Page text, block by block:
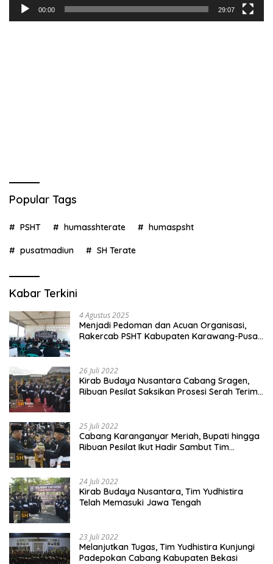
00:00 29:07
Popular Tags
PSHT humasshterate humaspsht
pusatmadiun SH Terate
Kabar Terkini
4 Agustus 2025
Menjadi Pedoman dan Acuan Organisasi,
Rakercab PSHT Kabupaten Karawang-Pusat
26 Juli 2022
Kirab Budaya Nusantara Cabang Sragen,
Ribuan Pesilat Saksikan Prosesi Serah Terima
25 Juli 2022
Cabang Karanganyar Meriah, Bupati hingga
Ribuan Pesilat Ikut Hadir Sambut Tim
24 Juli 2022
Kirab Budaya Nusantara, Tim Yudhistira
Telah Memasuki Jawa Tengah
23 Juli 2022
Melanjutkan Tugas, Tim Yudhistira Kunjungi
Padepokan Cabang Kabupaten Bekasi